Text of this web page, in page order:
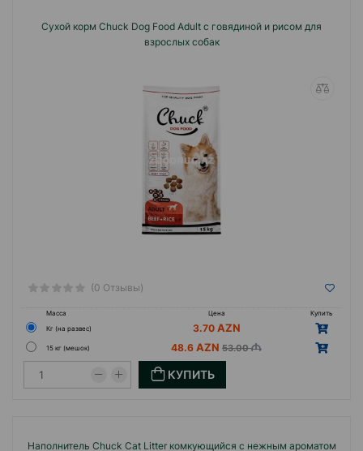
Сухой корм Chuck Dog Food Adult с говядиной и рисом для
взрослых собак
(0 Отзывы)
Масса Цена
Купить
Кг (на развес)
3.70
15 кг (мешок) 48.6 53.00
КУПИТЬ
Наполнитель Chuck Cat Litter комкующийся с нежным ароматом